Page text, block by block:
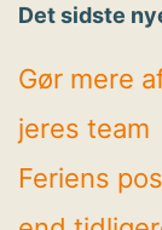
Det sidste
Gør mere
jeres team
Feriens